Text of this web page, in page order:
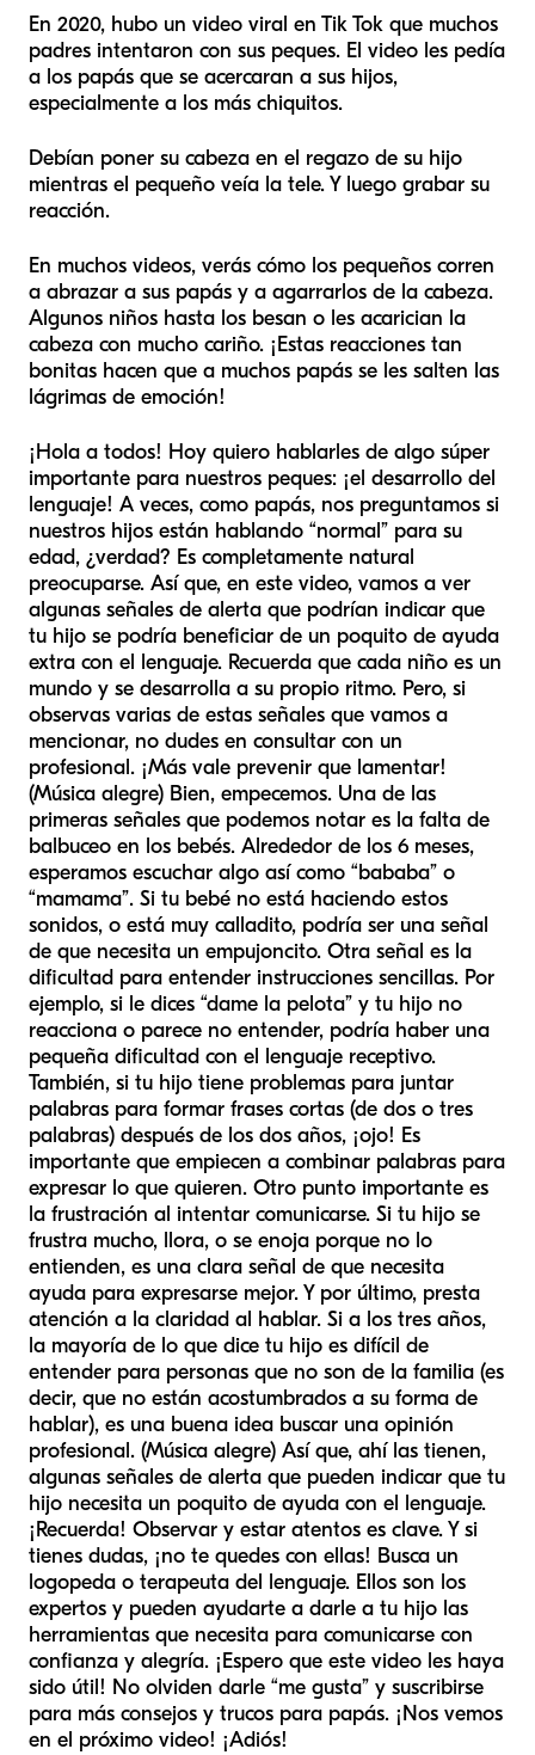
En 2020, hubo un video viral en Tik Tok que muchos
padres intentaron con sus peques. El video les pedía
a los papás que se acercaran a sus hijos,
especialmente a los más chiquitos.
Debían poner su cabeza en el regazo de su hijo
mientras el pequeño veía la tele. Y luego grabar su
reacción.
En muchos videos, verás cómo los pequeños corren
a abrazar a sus papás y a agarrarlos de la cabeza.
Algunos niños hasta los besan o les acarician la
cabeza con mucho cariño. ¡Estas reacciones tan
bonitas hacen que a muchos papás se les salten las
lágrimas de emoción!
¡Hola a todos! Hoy quiero hablarles de algo súper
importante para nuestros peques: ¡el desarrollo del
lenguaje! A veces, como papás, nos preguntamos si
nuestros hijos están hablando “normal” para su
edad, ¿verdad? Es completamente natural
preocuparse. Así que, en este video, vamos a ver
algunas señales de alerta que podrían indicar que
tu hijo se podría beneficiar de un poquito de ayuda
extra con el lenguaje. Recuerda que cada niño es un
mundo y se desarrolla a su propio ritmo. Pero, si
observas varias de estas señales que vamos a
mencionar, no dudes en consultar con un
profesional. ¡Más vale prevenir que lamentar!
(Música alegre) Bien, empecemos. Una de las
primeras señales que podemos notar es la falta de
balbuceo en los bebés. Alrededor de los 6 meses,
esperamos escuchar algo así como “bababa” o
“mamama”. Si tu bebé no está haciendo estos
sonidos, o está muy calladito, podría ser una señal
de que necesita un empujoncito. Otra señal es la
dificultad para entender instrucciones sencillas. Por
ejemplo, si le dices “dame la pelota” y tu hijo no
reacciona o parece no entender, podría haber una
pequeña dificultad con el lenguaje receptivo.
También, si tu hijo tiene problemas para juntar
palabras para formar frases cortas (de dos o tres
palabras) después de los dos años, ¡ojo! Es
importante que empiecen a combinar palabras para
expresar lo que quieren. Otro punto importante es
la frustración al intentar comunicarse. Si tu hijo se
frustra mucho, llora, o se enoja porque no lo
entienden, es una clara señal de que necesita
ayuda para expresarse mejor. Y por último, presta
atención a la claridad al hablar. Si a los tres años,
la mayoría de lo que dice tu hijo es difícil de
entender para personas que no son de la familia (es
decir, que no están acostumbrados a su forma de
hablar), es una buena idea buscar una opinión
profesional. (Música alegre) Así que, ahí las tienen,
algunas señales de alerta que pueden indicar que tu
hijo necesita un poquito de ayuda con el lenguaje.
¡Recuerda! Observar y estar atentos es clave. Y si
tienes dudas, ¡no te quedes con ellas! Busca un
logopeda o terapeuta del lenguaje. Ellos son los
expertos y pueden ayudarte a darle a tu hijo las
herramientas que necesita para comunicarse con
confianza y alegría. ¡Espero que este video les haya
sido útil! No olviden darle “me gusta” y suscribirse
para más consejos y trucos para papás. ¡Nos vemos
en el próximo video! ¡Adiós!